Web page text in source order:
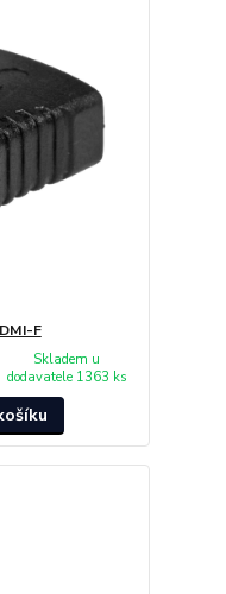
F
Skladem u
dodavatele 1363 ks